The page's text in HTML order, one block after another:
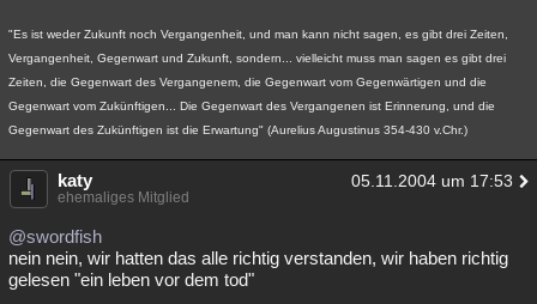
"Es ist weder Zukunft noch Vergangenheit, und man kann nicht sagen, es gibt drei Zeiten,
Vergangenheit, Gegenwart und Zukunft, sondern... vielleicht muss man sagen es gibt drei
Zeiten, die Gegenwart des Vergangenem, die Gegenwart vom Gegenwärtigen und die
Gegenwart vom Zukünftigen... Die Gegenwart des Vergangenen ist Erinnerung, und die
Gegenwart des Zukünftigen ist die Erwartung" (Aurelius Augustinus 354-430 v.Chr.)
katy 05.11.2004 um 17:53
ehemaliges Mitglied
@swordfish
nein nein, wir hatten das alle richtig verstanden, wir haben richtig
gelesen "ein leben vor dem tod"